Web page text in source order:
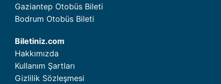
Gaziantep Otobüs Bileti
Bodrum Otobüs Bileti
Biletiniz.com
Hakkımızda
Kullanım Şartları
Gizlilik Sözleşmesi